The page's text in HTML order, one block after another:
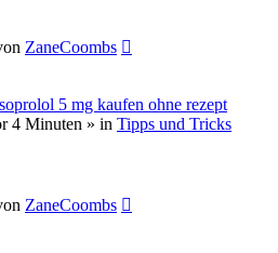
ZaneCoombs
5 mg kaufen ohne rezept
4 Minuten » in Tipps und Tricks
ZaneCoombs